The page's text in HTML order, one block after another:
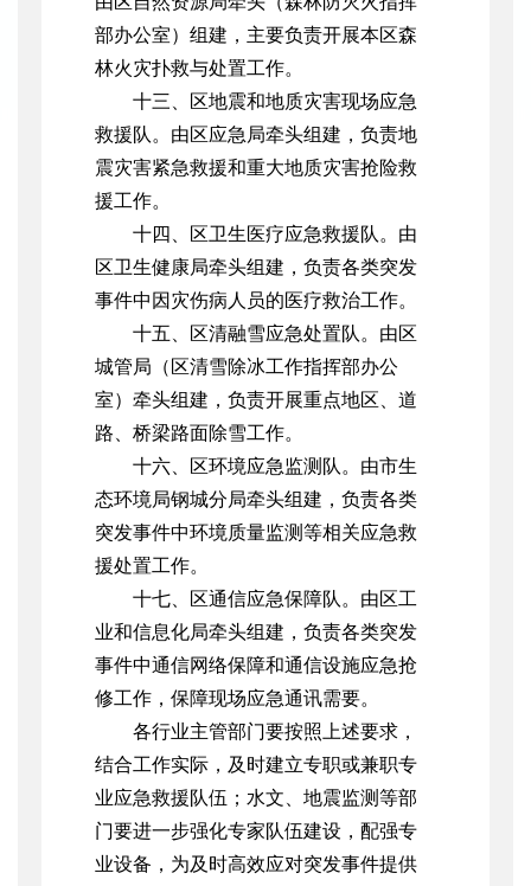
部办公室）组建，主要负责开展本区森
林火灾扑救与处置工作。
十三、区地震和地质灾害现场应急
救援队。由区应急局牵头组建，负责地
震灾害紧急救援和重大地质灾害抢险救
援工作。
十四、区卫生医疗应急救援队。由
区卫生健康局牵头组建，负责各类突发
事件中因灾伤病人员的医疗救治工作。
十五、区清融雪应急处置队。由区
城管局（区清雪除冰工作指挥部办公
室）牵头组建，负责开展重点地区、道
路、桥梁路面除雪工作。
十六、区环境应急监测队。由市生
态环境局钢城分局牵头组建，负责各类
突发事件中环境质量监测等相关应急救
援处置工作。
十七、区通信应急保障队。由区工
业和信息化局牵头组建，负责各类突发
事件中通信网络保障和通信设施应急抢
修工作，保障现场应急通讯需要。
各行业主管部门要按照上述要求，
结合工作实际，及时建立专职或兼职专
业应急救援队伍；水文、地震监测等部
门要进一步强化专家队伍建设，配强专
业设备，为及时高效应对突发事件提供